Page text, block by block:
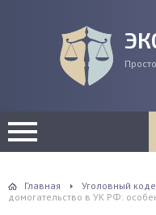
Главная Уголовный
домогательство в УК РФ: